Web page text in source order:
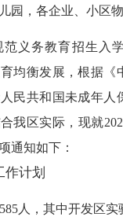
园，各企业、小区
务教育招生入学
均衡发展，根据《
民共和国未成年人
我区实际，现就
通知如下：
计划
人，其中开发区实